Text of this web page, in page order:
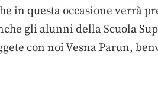
in questa occasione verrà
gli alunni della Scuola
con noi Vesna Parun,